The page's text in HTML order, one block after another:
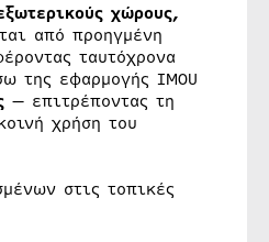
χώρους,
από προηγμένη
ταυτόχρονα
της εφαρμογής IMOU
— επιτρέποντας τη
χρήση του
στις τοπικές